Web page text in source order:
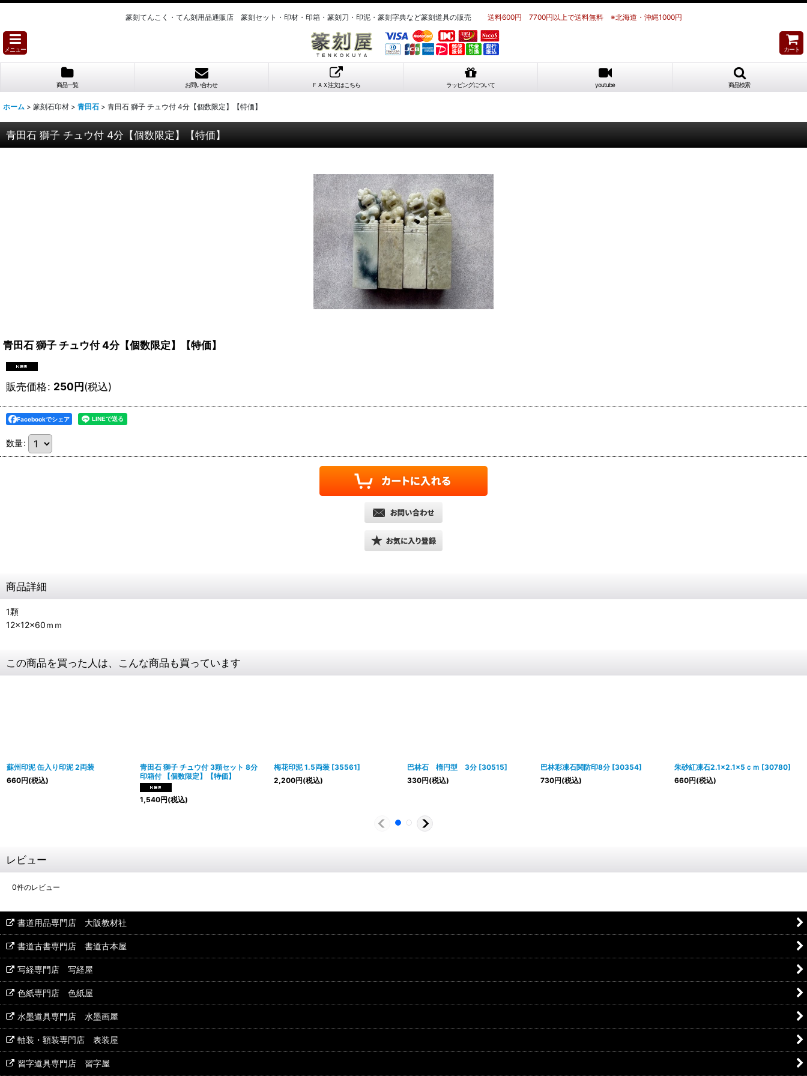
篆刻てんこく・てん刻用品通販店 篆刻セット・印材・印箱・篆刻刀・印泥・篆刻字典など篆刻道具の販売 送料600円 7700円以上で送料無料 ※北海道・沖縄1000円
メニュー カート
商品一覧 お問い合わせ ＦＡＸ注文はこちら ラッピングについて youtube 商品検索
ホーム > 篆刻石印材 > 青田石 > 青田石 獅子 チュウ付 4分【個数限定】【特価】
青田石 獅子 チュウ付 4分【個数限定】【特価】
青田石 獅子 チュウ付 4分【個数限定】【特価】
販売価格: 250円(税込)
Facebookでシェア
数量:
商品詳細
1顆
12×12×60ｍｍ
この商品を買った人は、こんな商品も買っています
蘇州印泥 缶入り印泥 2両装
660円(税込)
青田石 獅子 チュウ付 3顆セット 8分
印箱付 【個数限定】【特価】
1,540円(税込)
梅花印泥 1.5両装 [35561]
2,200円(税込)
巴林石 楕円型 3分 [30515]
330円(税込)
巴林彩凍石関防印8分 [30354]
730円(税込)
朱砂紅凍石2.1×2.1×5ｃｍ [30780]
660円(税込)
レビュー
0件のレビュー
書道用品専門店 大阪教材社
書道古書専門店 書道古本屋
写経専門店 写経屋
色紙専門店 色紙屋
水墨道具専門店 水墨画屋
軸装・額装専門店 表装屋
習字道具専門店 習字屋